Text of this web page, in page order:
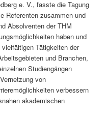
e. V., fasste die Tagung
Referenten zusammen und
Absolventen der THM
haben und
Tätigkeiten der
und Branchen,
Studiengängen
von
verbessern
akademischen